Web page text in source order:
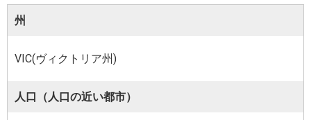
州
VIC(ヴィクトリア州)
人口（人口の近い都市）